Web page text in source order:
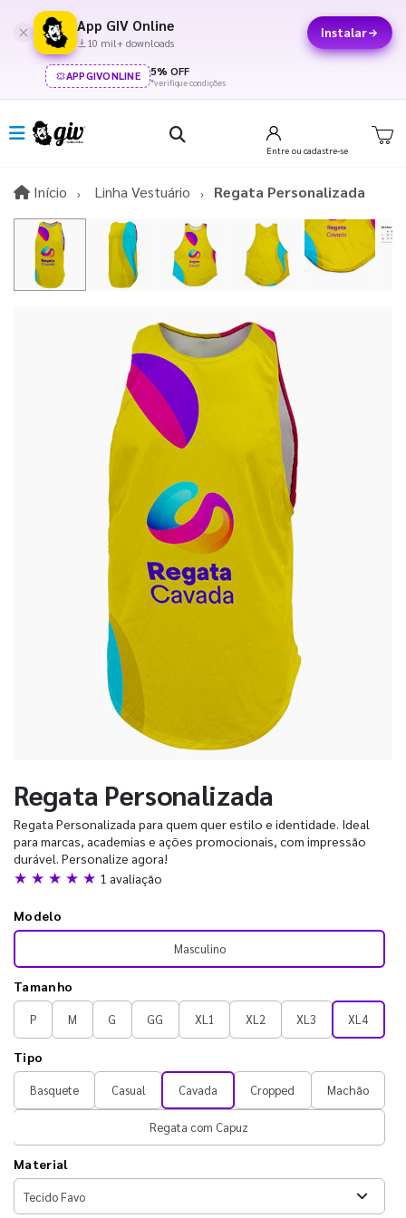
App GIV Online
10 mil+ downloads
Instalar
APPGIVONLINE 5% OFF
*verifique condições
Entre ou cadastre-se
Início InícioLinha Vestuário Regata Personalizada
Regata Personalizada
Regata Personalizada para quem quer estilo e identidade. Ideal
para marcas, academias e ações promocionais, com impressão
durável. Personalize agora!
★ ★ ★ ★ ★ 1 avaliação
Modelo
Masculino
Tamanho
P M G GG XL1 XL2 XL3 XL4
Tipo
Basquete Casual Cavada Cropped Machão
Regata com Capuz
Material